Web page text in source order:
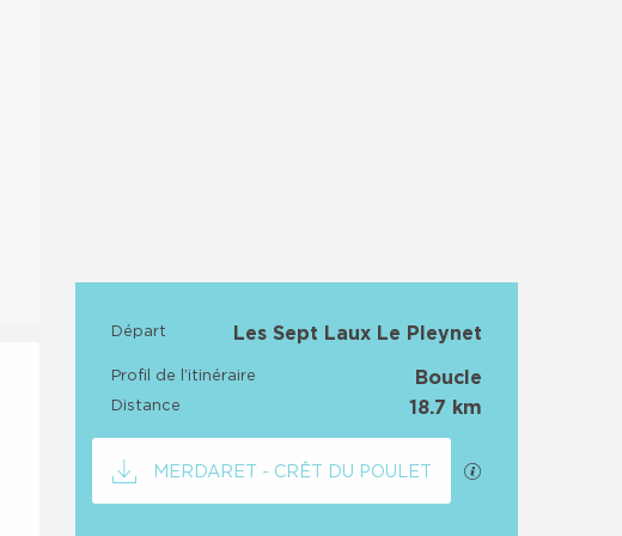
Informations
Départ Les Sept Laux Le Pleynet
Profil de l’itinéraire Boucle
Distance 18.7 km
Documentation
MERDARET - CRÊT DU POULET